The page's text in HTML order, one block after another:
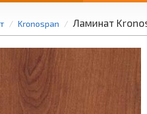
Kronospan Ламинат